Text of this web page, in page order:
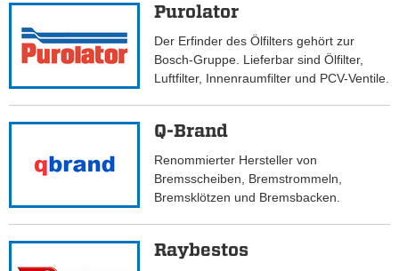
Purolator
Der Erfinder des Ölfilters gehört zur
Bosch-Gruppe. Lieferbar sind Ölfilter,
Luftfilter, Innenraumfilter und PCV-Ventile.
Q-Brand
Renommierter Hersteller von
Bremsscheiben, Bremstrommeln,
Bremsklötzen und Bremsbacken.
Raybestos